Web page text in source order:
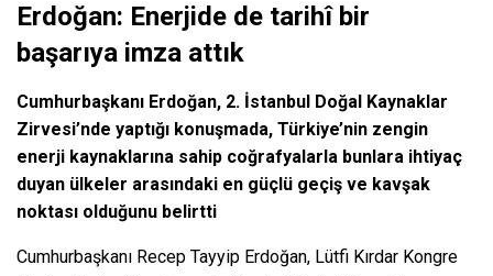
Erdoğan: Enerjide de tarihî bir
başarıya imza attık
Cumhurbaşkanı Erdoğan, 2. İstanbul Doğal Kaynaklar
Zirvesi’nde yaptığı konuşmada, Türkiye’nin zengin
enerji kaynaklarına sahip coğrafyalarla bunlara ihtiyaç
duyan ülkeler arasındaki en güçlü geçiş ve kavşak
noktası olduğunu belirtti
Cumhurbaşkanı Recep Tayyip Erdoğan, Lütfi Kırdar Kongre